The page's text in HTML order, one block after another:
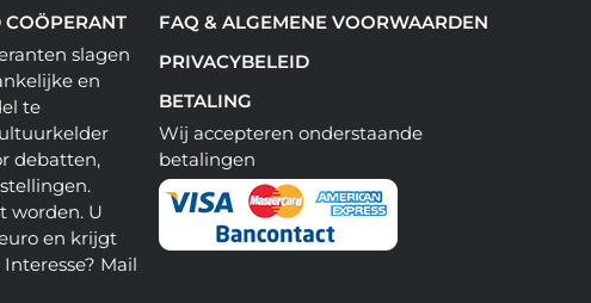
COÖPERANT
slagen
en
te
debatten,
worden. U
en krijgt
Mail
FAQ & ALGEMENE VOORWAARDEN
PRIVACYBELEID
BETALING
Wij accepteren onderstaande
betalingen